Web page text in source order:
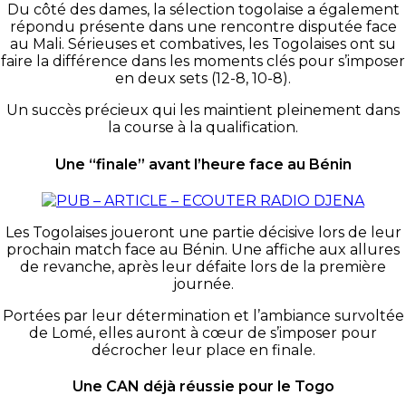
Du côté des dames, la sélection togolaise a également
répondu présente dans une rencontre disputée face
au Mali. Sérieuses et combatives, les Togolaises ont su
faire la différence dans les moments clés pour s’imposer
en deux sets (12-8, 10-8).
Un succès précieux qui les maintient pleinement dans
la course à la qualification.
Une “finale” avant l’heure face au Bénin
Les Togolaises joueront une partie décisive lors de leur
prochain match face au Bénin. Une affiche aux allures
de revanche, après leur défaite lors de la première
journée.
Portées par leur détermination et l’ambiance survoltée
de Lomé, elles auront à cœur de s’imposer pour
décrocher leur place en finale.
Une CAN déjà réussie pour le Togo